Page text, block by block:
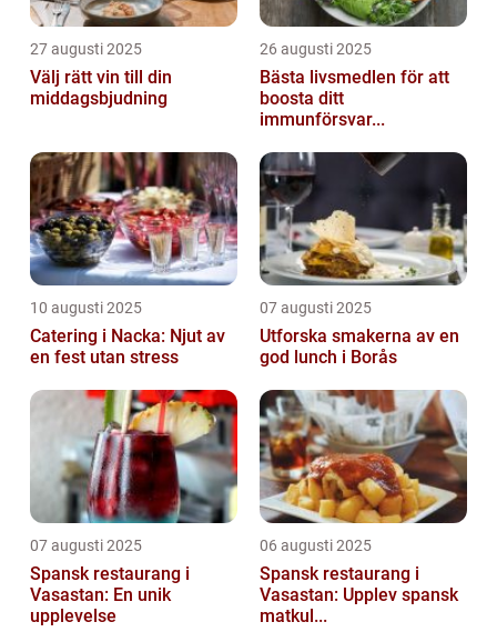
27 augusti 2025
Välj rätt vin till din
middagsbjudning
26 augusti 2025
Bästa livsmedlen för att
boosta ditt
immunförsvar...
10 augusti 2025
Catering i Nacka: Njut av
en fest utan stress
07 augusti 2025
Utforska smakerna av en
god lunch i Borås
07 augusti 2025
Spansk restaurang i
Vasastan: En unik
upplevelse
06 augusti 2025
Spansk restaurang i
Vasastan: Upplev spansk
matkul...